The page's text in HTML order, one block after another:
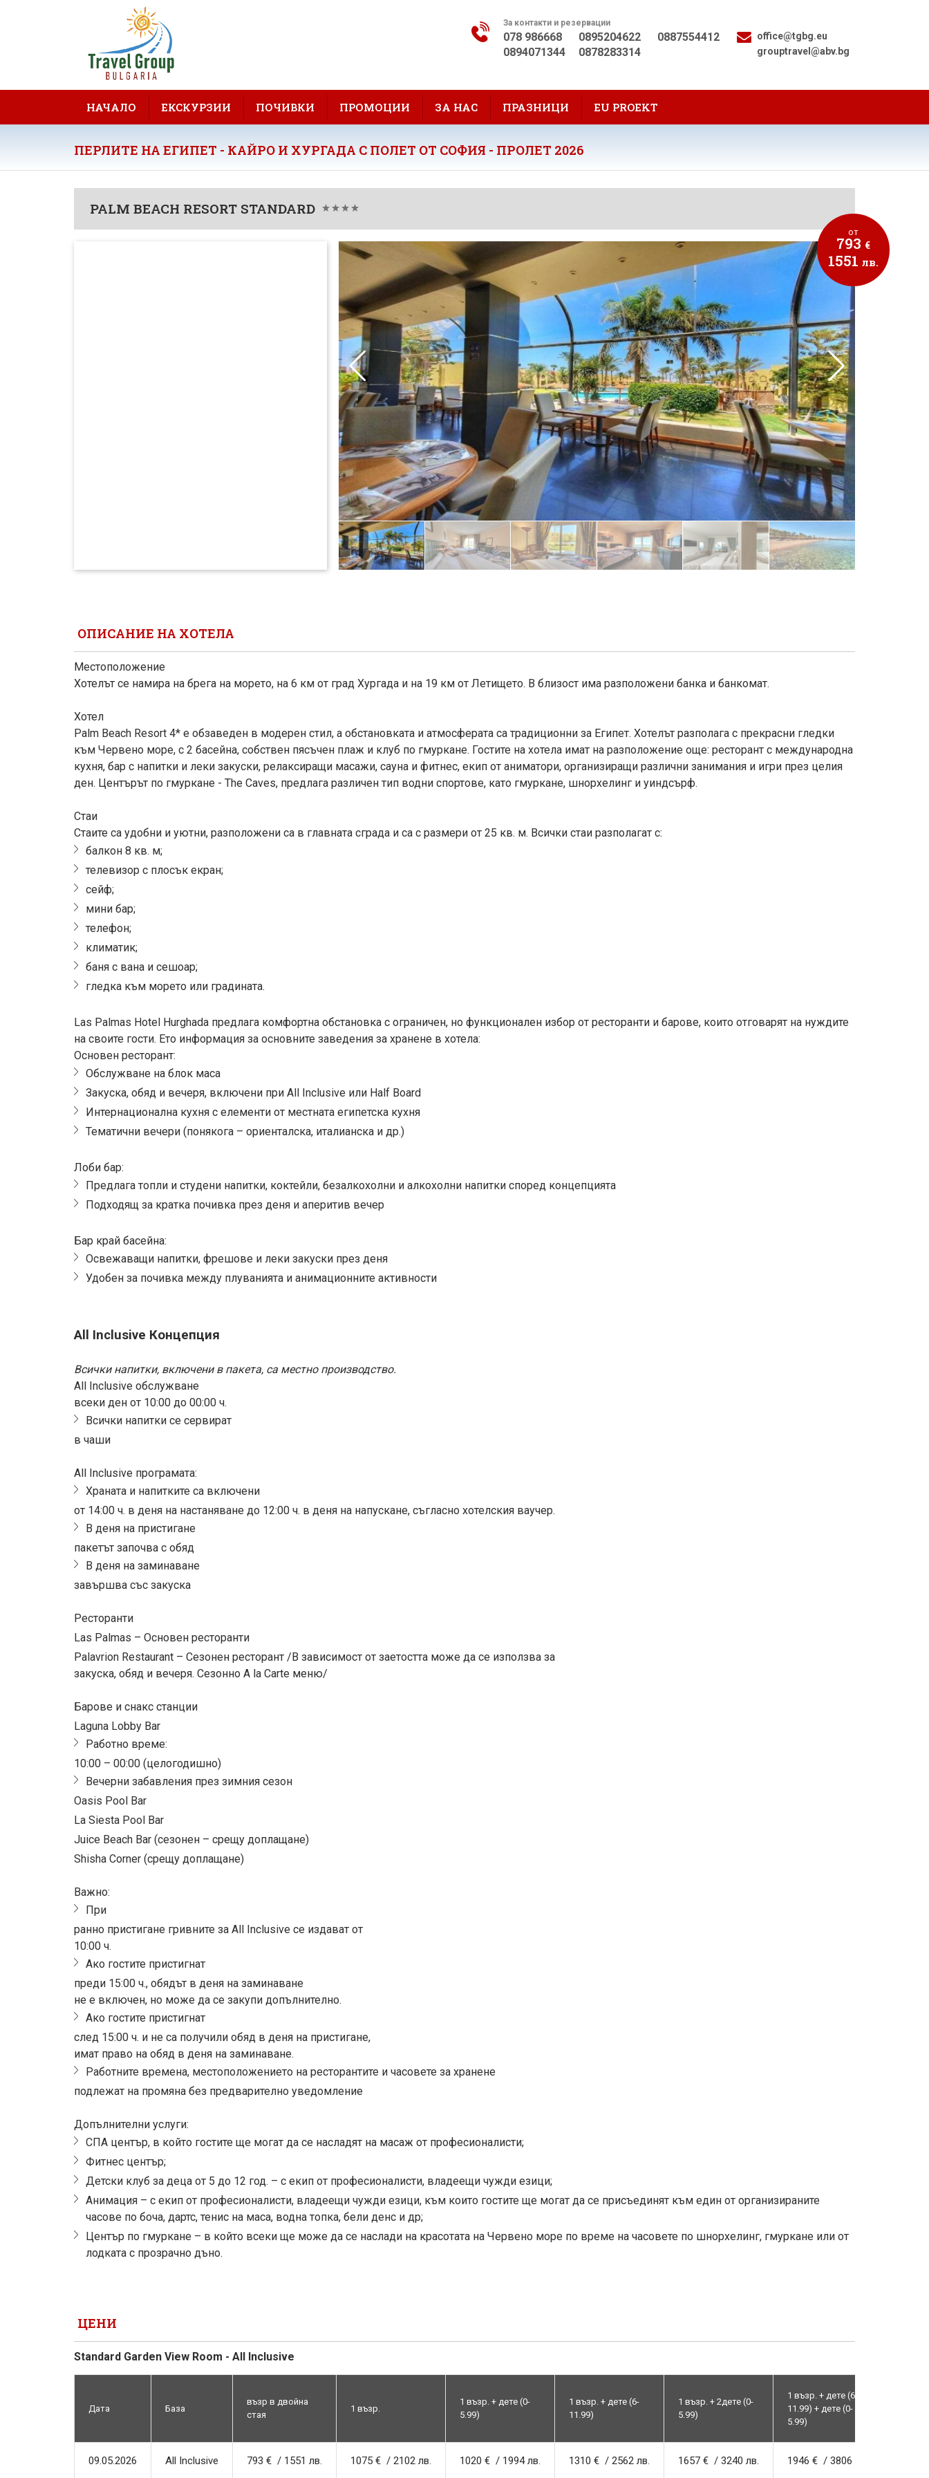
За контакти и резервации
078 986668 0895204622
0887554412
0894071344
0878283314
office@tgbg.eu
grouptravel@abv.bg
НАЧАЛО ЕКСКУРЗИИ ПОЧИВКИ ПРОМОЦИИ ЗА НАС ПРАЗНИЦИ EU PROEKT
ПЕРЛИТЕ НА ЕГИПЕТ - КАЙРО И ХУРГАДА С ПОЛЕТ ОТ СОФИЯ - ПРОЛЕТ 2026
PALM BEACH RESORT STANDARD
от
793 €
1551 лв.
ОПИСАНИЕ НА ХОТЕЛА
Местоположение
Хотелът се намира на брега на морето, на 6 км от град Хургада и на 19 км от Летището. В близост има разположени банка и банкомат.
Хотел
Palm Beach Resort 4* е обзаведен в модерен стил, а обстановката и атмосферата са традиционни за Египет. Хотелът разполага с прекрасни гледки
към Червено море, с 2 басейна, собствен пясъчен плаж и клуб по гмуркане. Гостите на хотела имат на разположение още: ресторант с международна
кухня, бар с напитки и леки закуски, релаксиращи масажи, сауна и фитнес, екип от аниматори, организиращи различни занимания и игри през целия
ден. Центърът по гмуркане - The Caves, предлага различен тип водни спортове, като гмуркане, шнорхелинг и уиндсърф.
Стаи
Стаите са удобни и уютни, разположени са в главната сграда и са с размери от 25 кв. м. Всички стаи разполагат с:
балкон 8 кв. м;
телевизор с плосък екран;
сейф;
мини бар;
телефон;
климатик;
баня с вана и сешоар;
гледка към морето или градината.
Las Palmas Hotel Hurghada предлага комфортна обстановка с ограничен, но функционален избор от ресторанти и барове, които отговарят на нуждите
на своите гости. Ето информация за основните заведения за хранене в хотела:
Основен ресторант:
Обслужване на блок маса
Закуска, обяд и вечеря, включени при All Inclusive или Half Board
Интернационална кухня с елементи от местната египетска кухня
Тематични вечери (понякога – ориенталска, италианска и др.)
Лоби бар:
Предлага топли и студени напитки, коктейли, безалкохолни и алкохолни напитки според концепцията
Подходящ за кратка почивка през деня и аперитив вечер
Бар край басейна:
Освежаващи напитки, фрешове и леки закуски през деня
Удобен за почивка между плуванията и анимационните активности
All Inclusive Концепция
Всички напитки, включени в пакета, са местно производство.
All Inclusive обслужване
всеки ден от 10:00 до 00:00 ч.
Всички напитки се сервират
в чаши
All Inclusive програмата:
Храната и напитките са включени
от 14:00 ч. в деня на настаняване до 12:00 ч. в деня на напускане, съгласно хотелския ваучер.
В деня на пристигане
пакетът започва с обяд
В деня на заминаване
завършва със закуска
Ресторанти
Las Palmas – Основен ресторанти
Palavrion Restaurant – Сезонен ресторант /В зависимост от заетостта може да се използва за
закуска, обяд и вечеря. Сезонно A la Carte меню/
Барове и снакс станции
Laguna Lobby Bar
Работно време:
10:00 – 00:00 (целогодишно)
Вечерни забавления през зимния сезон
Oasis Pool Bar
La Siesta Pool Bar
Juice Beach Bar (сезонен – срещу доплащане)
Shisha Corner (срещу доплащане)
Важно:
При
ранно пристигане гривните за All Inclusive се издават от
10:00 ч.
Ако гостите пристигнат
преди 15:00 ч., обядът в деня на заминаване
не е включен, но може да се закупи допълнително.
Ако гостите пристигнат
след 15:00 ч. и не са получили обяд в деня на пристигане,
имат право на обяд в деня на заминаване.
Работните времена, местоположението на ресторантите и часовете за хранене
подлежат на промяна без предварително уведомление
Допълнителни услуги:
СПА център, в който гостите ще могат да се насладят на масаж от професионалисти;
Фитнес център;
Детски клуб за деца от 5 до 12 год. – с екип от професионалисти, владеещи чужди езици;
Анимация – с екип от професионалисти, владеещи чужди езици, към които гостите ще могат да се присъединят към един от организираните
часове по боча, дартс, тенис на маса, водна топка, бели денс и др;
Център по гмуркане – в който всеки ще може да се наслади на красотата на Червено море по време на часовете по шнорхелинг, гмуркане или от
лодката с прозрачно дъно.
ЦЕНИ
Standard Garden View Room - All Inclusive
Дата База
възр в двойна
стая
1 възр.
1 възр. + дете (0-
5.99)
1 възр. + дете (6-
11.99)
1 възр. + 2дете (0-
5.99)
1 възр. + дете (6-
11.99) + дете (0-
5.99)
09.05.2026 All Inclusive 793 € / 1551 лв. 1075 € / 2102 лв. 1020 € / 1994 лв. 1310 € / 2562 лв. 1657 € / 3240 лв. 1946 € / 3806 лв.